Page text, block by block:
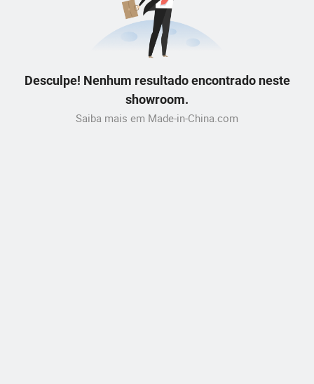
Desculpe! Nenhum resultado encontrado neste
showroom.
Saiba mais em Made-in-China.com